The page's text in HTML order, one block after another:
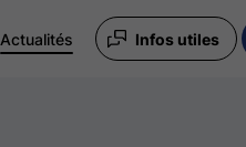
Actualités Infos utiles